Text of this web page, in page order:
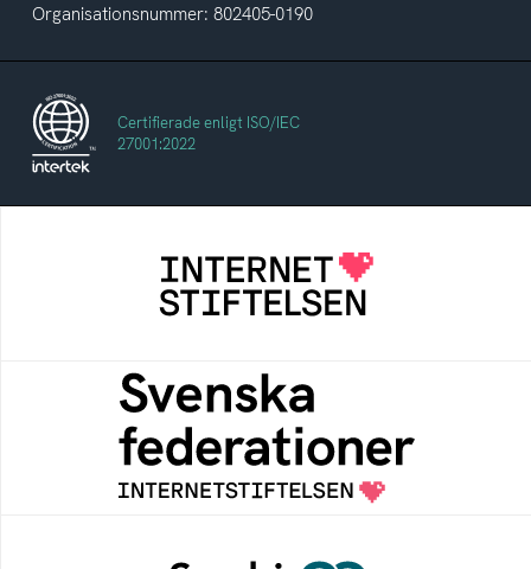
Organisationsnummer: 802405-0190
Certifierade enligt ISO/IEC
27001:2022
Internetstiftelsen verkar för ett internet som
bidrar positivt till människan och samhället
Svenska federationer
Grunden för medlemskap i en sektors- eller
kontextspecifik federation